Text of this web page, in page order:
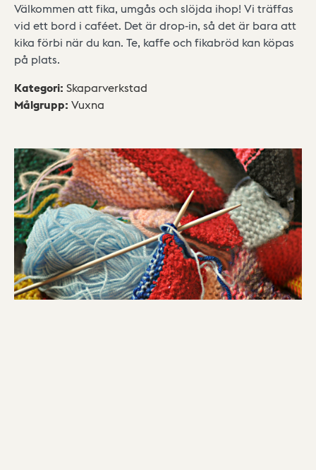
Välkommen att fika, umgås och slöjda ihop! Vi träffas
vid ett bord i caféet. Det är drop-in, så det är bara att
kika förbi när du kan. Te, kaffe och fikabröd kan köpas
på plats.
Kategori: Skaparverkstad
Målgrupp: Vuxna